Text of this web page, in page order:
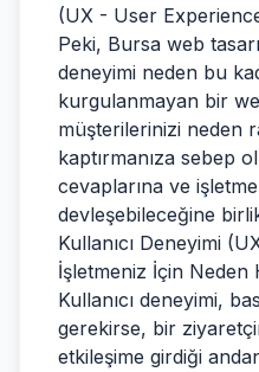
(UX - User
Peki, Bursa web
deneyimi neden bu
kurgulanmayan bir
müşterilerinizi neden
kaptırmanıza sebep
cevaplarına ve
devleşebileceğine
Kullanıcı Deneyimi
İşletmeniz İçin Neden
Kullanıcı deneyimi,
gerekirse, bir
etkileşime girdiği